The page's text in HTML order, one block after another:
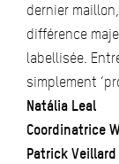
dernier
différence
labellisée.
simplement
Natália Leal
Coordinatrice
Patrick Veillard